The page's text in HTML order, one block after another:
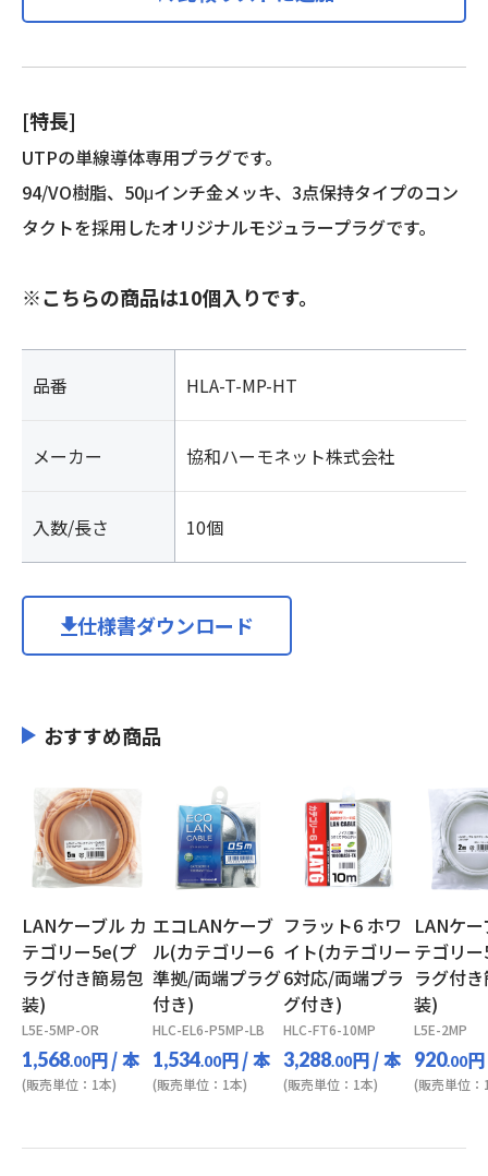
体
入
個
[特長]
UTPの単線導体専用プラグです。
94/VO樹脂、50μインチ金メッキ、3点保持タイプのコン
タクトを採用したオリジナルモジュラープラグです。
※こちらの商品は10個入りです。
品番 HLA-T-MP-HT
メーカー 協和ハーモネット株式会社
入数/長さ 10個
仕様書ダウンロード
おすすめ商品
LANケーブル カ
テゴリー5e(プ
ラグ付き簡易包
装)
L5E-5MP-OR
1,568.00円/ 本
(販売単位：1本)
エコLANケーブ
ル(カテゴリー6
準拠/両端プラグ
付き)
HLC-EL6-P5MP-LB
1,534.00円/ 本
(販売単位：1本)
フラット6 ホワ
イト(カテゴリー
6対応/両端プラ
グ付き)
HLC-FT6-10MP
3,288.00円/ 本
(販売単位：1本)
LANケ
テゴリ
ラグ付
装)
L5E-2MP
920.00円
(販売単位：